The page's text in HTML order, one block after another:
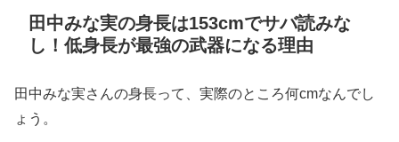
田中みな実の身長は153cmでサバ読みな
し！低身長が最強の武器になる理由
田中みな実さんの身長って、実際のところ何cmなんでし
ょう。